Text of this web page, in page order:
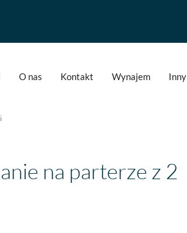
O nas Kontakt Wynajem Inny
na parterze z 2